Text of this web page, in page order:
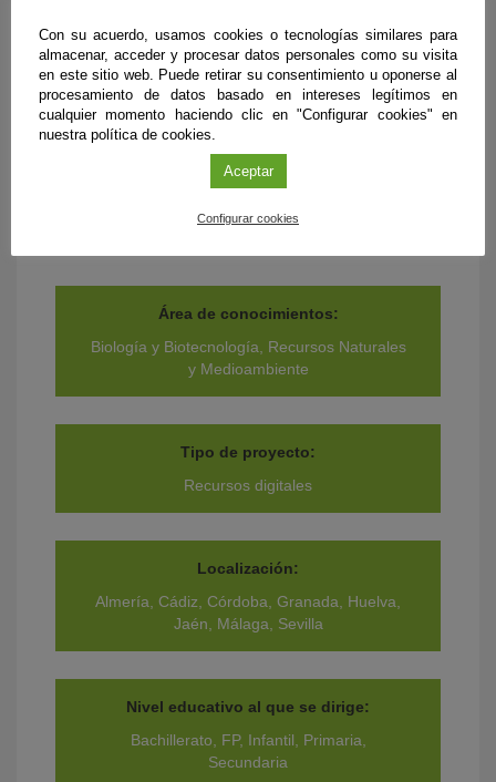
Nivel de implicación del profesorado: *
2
*1 = Nivel mínimo; tan sólo debe acoger o asistir a la actividad.
5 = Nivel máximo; participa activamente en la ejecución del proyecto
Área de conocimientos:
Biología y Biotecnología, Recursos Naturales
y Medioambiente
Tipo de proyecto:
Recursos digitales
Localización:
Almería, Cádiz, Córdoba, Granada, Huelva,
Jaén, Málaga, Sevilla
Nivel educativo al que se dirige:
Bachillerato, FP, Infantil, Primaria,
Secundaria
Con su acuerdo, usamos cookies o tecnologías similares para
almacenar, acceder y procesar datos personales como su visita
en este sitio web. Puede retirar su consentimiento u oponerse al
procesamiento de datos basado en intereses legítimos en
cualquier momento haciendo clic en "Configurar cookies" en
nuestra política de cookies.
Aceptar
Configurar cookies